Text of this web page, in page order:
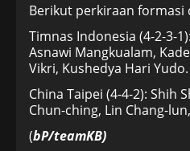
Berikut perkiraan formasi
Timnas Indonesia (4-2-3-
Asnawi Mangkualam,
Vikri, Kushedya Hari Yudo.
China Taipei (4-4-2): Shih
Chun-ching, Lin Chang-
(bP/teamKB)